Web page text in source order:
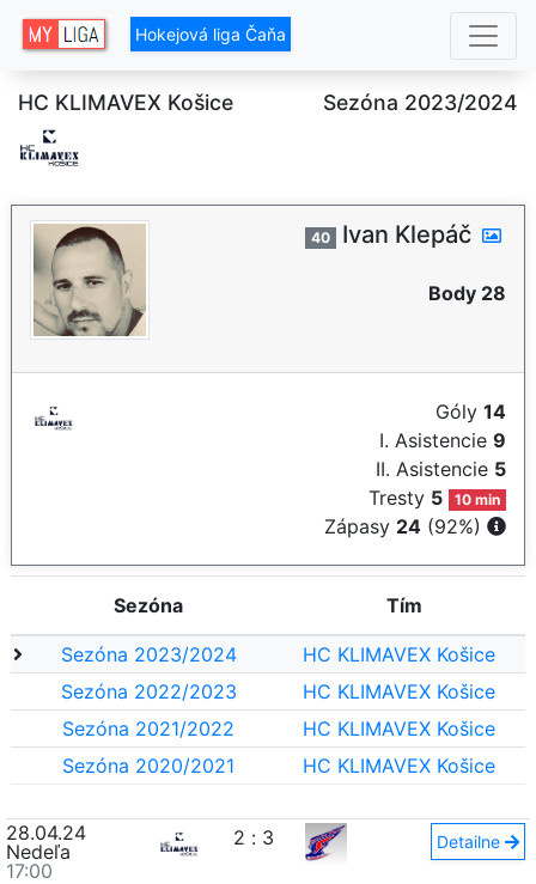
Hokejová liga Čaňa
HC KLIMAVEX Košice Sezóna 2023/2024
40 Ivan Klepáč
Body 28
Góly 14
I. Asistencie 9
II. Asistencie 5
Tresty 5 10 min
Zápasy 24 (92%)
Sezóna Tím
Sezóna 2023/2024
HC KLIMAVEX Košice
Sezóna 2022/2023
HC KLIMAVEX Košice
Sezóna 2021/2022
HC KLIMAVEX Košice
Sezóna 2020/2021
HC KLIMAVEX Košice
28.04.24
Nedeľa
17:00
2 : 3 Detailne